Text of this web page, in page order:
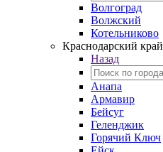
Волгоград
Волжский
Котельниково
Краснодарский край
Назад
Анапа
Армавир
Бейсуг
Геленджик
Горячий Ключ